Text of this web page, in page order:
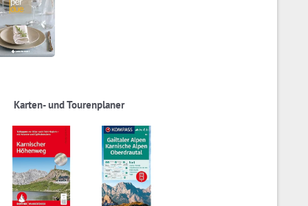
Karten- und Tourenplaner